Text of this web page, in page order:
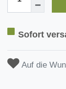
Sofort
Auf die